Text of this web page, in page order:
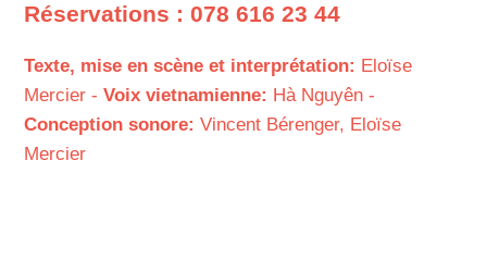
Réservations : 078 616 23 44
Texte, mise en scène et interprétation: Eloïse
Mercier -Voix vietnamienne: Hà Nguyên -
Conception sonore:Vincent Bérenger, Eloïse
Mercier